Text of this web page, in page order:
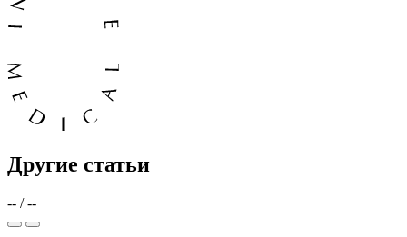
Другие статьи
-- / --